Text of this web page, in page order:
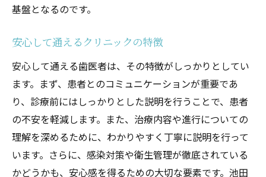
基盤となるのです。
安心して通えるクリニックの特徴
安心して通える歯医者は、その特徴がしっかりとしてい
ます。まず、患者とのコミュニケーションが重要であ
り、診療前にはしっかりとした説明を行うことで、患者
の不安を軽減します。また、治療内容や進行についての
理解を深めるために、わかりやすく丁寧に説明を行って
います。さらに、感染対策や衛生管理が徹底されている
かどうかも、安心感を得るための大切な要素です。池田